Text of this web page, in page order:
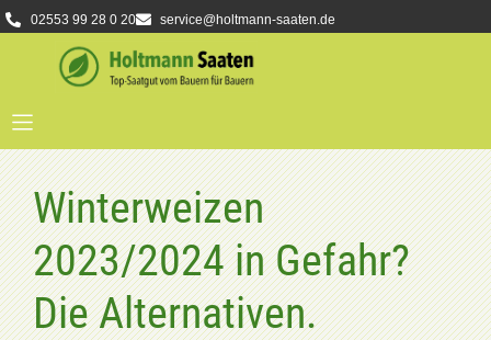
02553 99 28 0 20 service@holtmann-saaten.de
Winterweizen
2023/2024 in Gefahr?
Die Alternativen.